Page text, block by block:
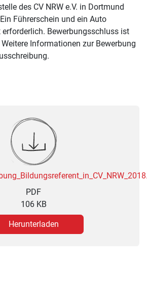
des CV NRW e.V. in Dortmund
Führerschein und ein Auto
Bewerbungsschluss ist
Informationen zur Bewerbung
PDF
106 KB
Herunterladen